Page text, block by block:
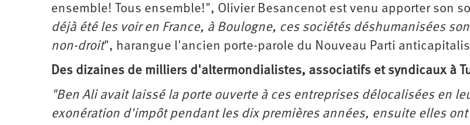
ensemble! Tous ensemble!", Olivier Besancenot est venu apporter son
déjà été les voir en France, à Boulogne, ces sociétés déshumanisées
non-droit", harangue l'ancien porte-parole du Nouveau Parti
Des dizaines de milliers d'altermondialistes, associatifs et syndicaux à
"Ben Ali avait laissé la porte ouverte à ces entreprises délocalisées en
exonération d'impôt pendant les dix premières années, ensuite elles ont